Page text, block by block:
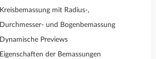
Kreisbemassung mit Radius-,
Durchmesser- und Bogenbemassung
Dynamische Previews
Eigenschaften der Bemassungen